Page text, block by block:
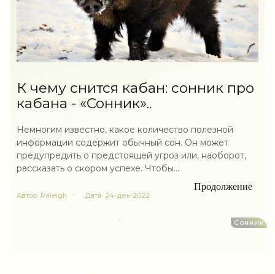
К чему снится кабан: сонник про
кабана - «Сонник»..
Немногим известно, какое количество полезной
информации содержит обычный сон. Он может
предупредить о предстоящей угроз или, наоборот,
рассказать о скором успехе. Чтобы...
Продолжение
Автор Raleigh Дата 24-дек-2022
Сонник